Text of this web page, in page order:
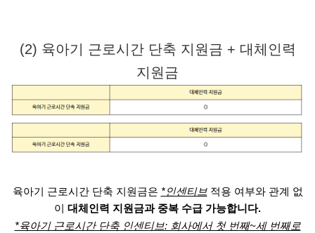
(2) 육아기 근로시간 단축 지원금 + 대체인력
지원금
육아기 근로시간 단축 지원금은 *인센티브적용 여부와 관계 없
이 대체인력 지원금과 중복 수급 가능합니다.
*육아기 근로시간 단축 인센티브: 회사에서 첫 번째~세 번째로